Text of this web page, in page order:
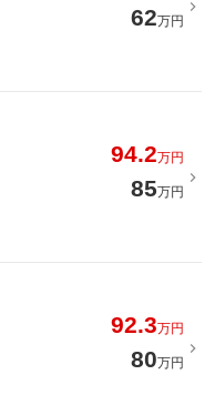
62万円
94.2万円
85万円
92.3万円
80万円